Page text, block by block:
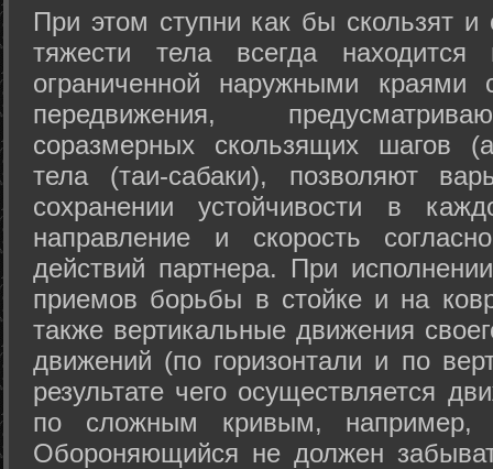
При этом ступни как бы скользят
тяжести тела всегда
ограниченной наружными краями
передвижения,
соразмерных скользящих шагов
тела (таи-сабаки), позволяют
сохранении устойчивости в
направление и скорость
действий партнера. При
приемов борьбы в стойке и на
также вертикальные движения
движений (по горизонтали и по
результате чего осуществляется
по сложным кривым, например,
Обороняющийся не должен